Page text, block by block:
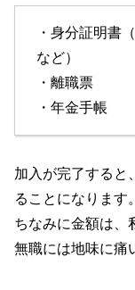
・身分証明書
など）
・離職票
・年金手帳
加入が完了すると
ることになります。
ちなみに金額は、
無職には地味に痛